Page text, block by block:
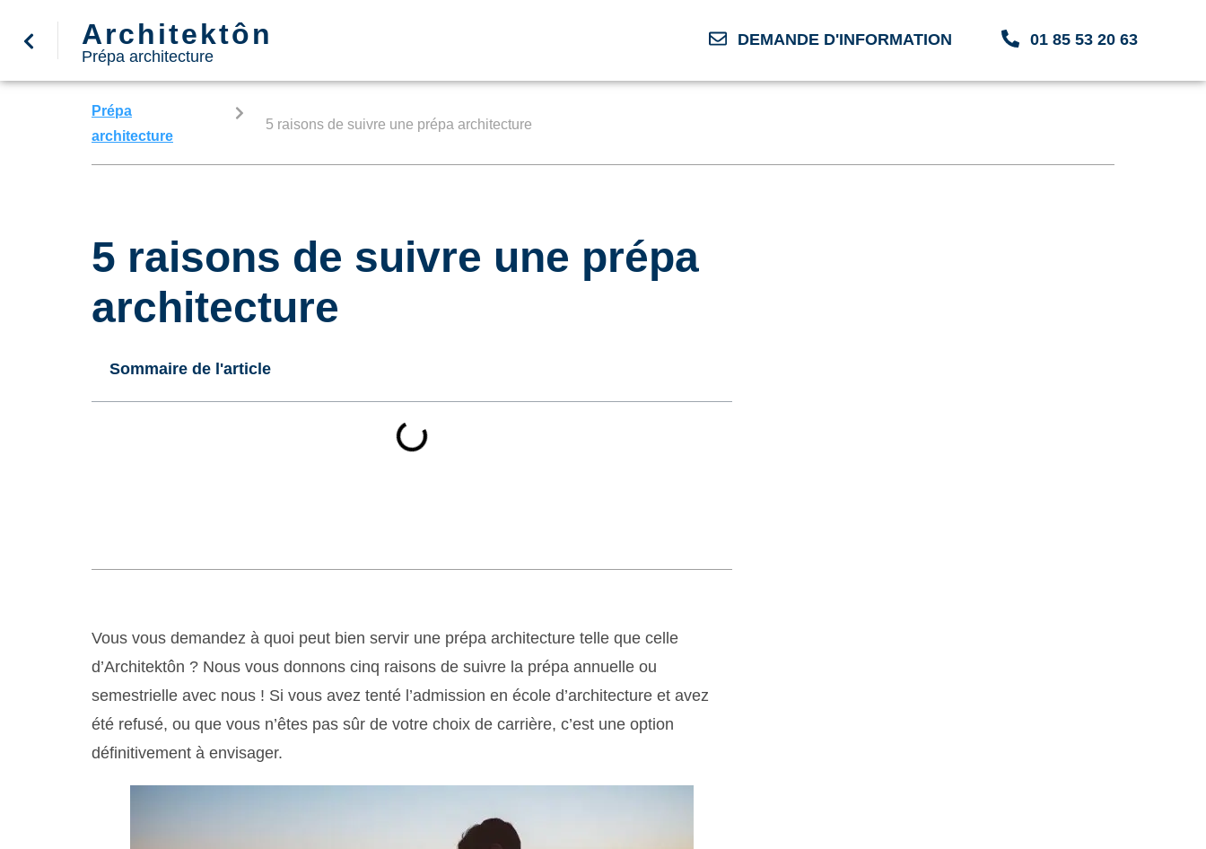
Architektôn
Prépa architecture
DEMANDE D'INFORMATION 01 85 53 20 63
Prépa
architecture
5 raisons de suivre une prépa architecture
5 raisons de suivre une prépa
architecture
Sommaire de l'article
Vous vous demandez à quoi peut bien servir une prépa architecture telle que celle
d’Architektôn ? Nous vous donnons cinq raisons de suivre la prépa annuelle ou
semestrielle avec nous ! Si vous avez tenté l’admission en école d’architecture et avez
été refusé, ou que vous n’êtes pas sûr de votre choix de carrière, c’est une option
définitivement à envisager.